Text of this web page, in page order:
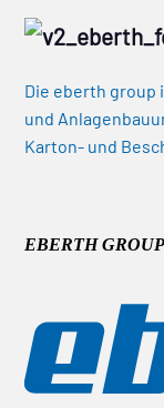
Die eberth group
und
Karton- und
EBERTH GROUP